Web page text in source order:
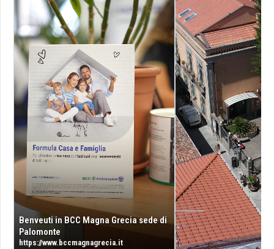
Benveuti in BCC Magna Grecia sede di
Palomonte
https://www.bccmagnagrecia.it